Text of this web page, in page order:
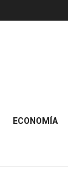
ECONOMÍA